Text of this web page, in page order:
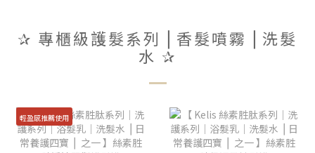
✰ 專櫃級護髮系列 ⎜香髮噴霧 ⎜洗髮
水 ✰
輕盈感推薦使用